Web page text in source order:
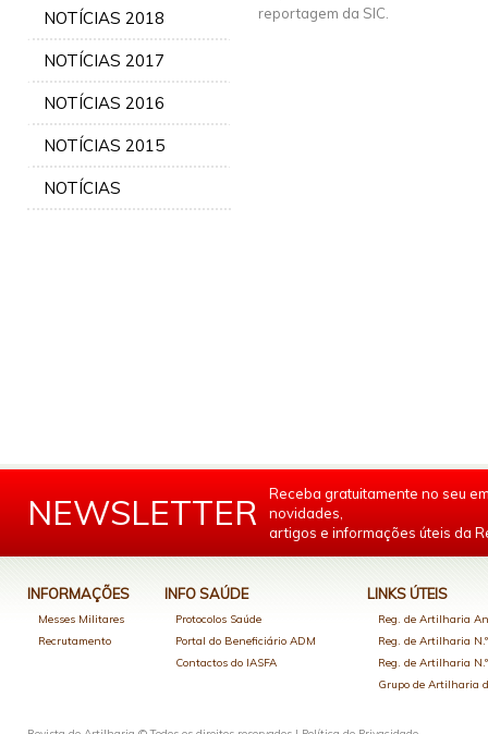
NOTÍCIAS 2018
NOTÍCIAS 2017
NOTÍCIAS 2016
NOTÍCIAS 2015
NOTÍCIAS
reportagem da SIC.
NEWSLETTER
Receba gratuitamente no seu
novidades,
artigos e informações úteis da
INFORMAÇÕES
Messes Militares
Recrutamento
INFO SAÚDE
Protocolos Saúde
Portal do Beneficiário ADM
Contactos do IASFA
LINKS ÚTEIS
Reg. de Artilharia
Reg. de Artilharia
Reg. de Artilharia
Grupo de Artilharia